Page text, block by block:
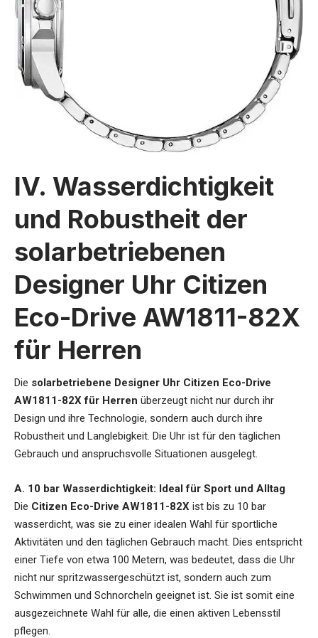
IV. Wasserdichtigkeit
und Robustheit der
solarbetriebenen
Designer Uhr Citizen
Eco-Drive AW1811-82X
für Herren
Die solarbetriebene Designer Uhr Citizen Eco-Drive
AW1811-82X für Herren überzeugt nicht nur durch ihr
Design und ihre Technologie, sondern auch durch ihre
Robustheit und Langlebigkeit. Die Uhr ist für den täglichen
Gebrauch und anspruchsvolle Situationen ausgelegt.
A. 10 bar Wasserdichtigkeit: Ideal für Sport und Alltag
Die Citizen Eco-Drive AW1811-82X ist bis zu 10 bar
wasserdicht, was sie zu einer idealen Wahl für sportliche
Aktivitäten und den täglichen Gebrauch macht. Dies entspricht
einer Tiefe von etwa 100 Metern, was bedeutet, dass die Uhr
nicht nur spritzwassergeschützt ist, sondern auch zum
Schwimmen und Schnorcheln geeignet ist. Sie ist somit eine
ausgezeichnete Wahl für alle, die einen aktiven Lebensstil
pflegen.